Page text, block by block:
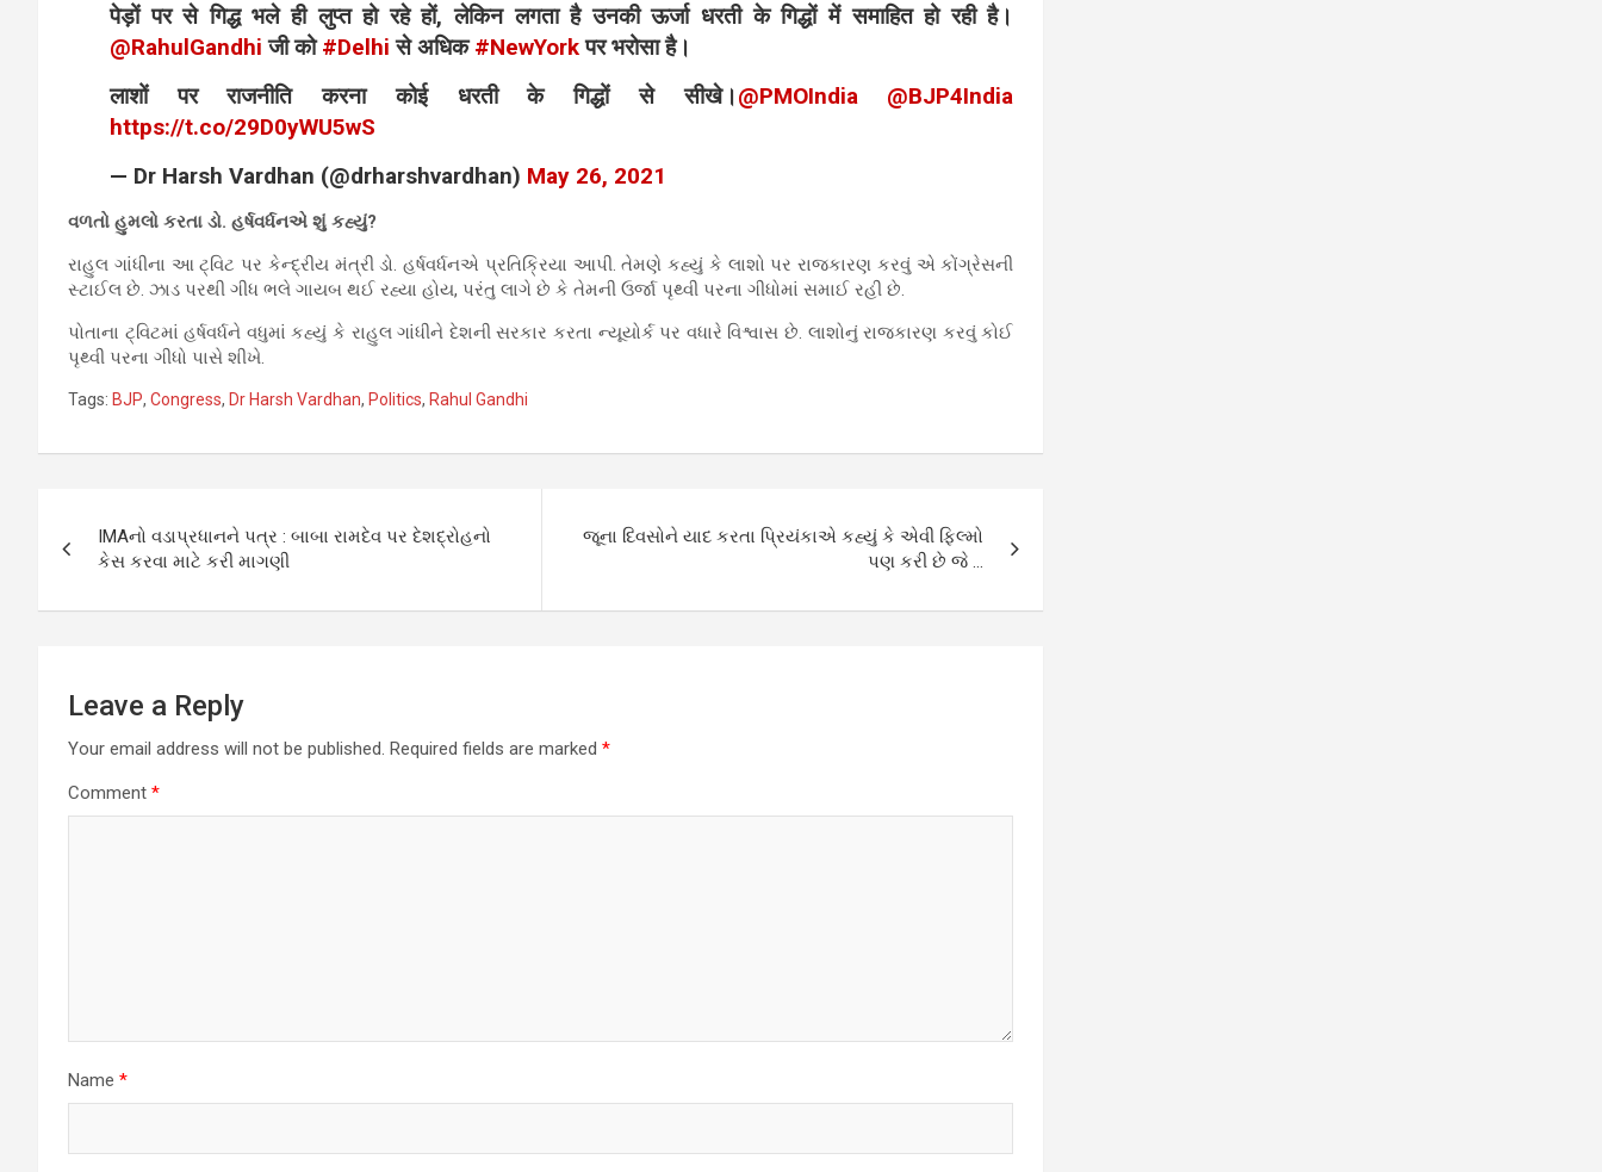
पेड़ों पर से गिद्ध भले ही लुप्त हो रहे हों, लेकिन लगता है उनकी ऊर्जा धरती के गिद्धों में समाहित हो रही है।
@RahulGandhi जी को#Delhi से अधिक#NewYorkपर भरोसा है।
लाशों पर राजनीति करना कोई धरती के गिद्धों से सीखे। @PMOIndia
@BJP4India
https://t.co/29D0yWU5wS
— Dr Harsh Vardhan (@drharshvardhan) May 26, 2021
વળતો હુમલો કરતા ડો. હર્ષવર્ધનએ શું કહ્યું?
રાહુલ ગાંધીના આ ટ્વિટ પર કેન્દ્રીય મંત્રી ડો. હર્ષવર્ધનએ પ્રતિક્રિયા આપી. તેમણે કહ્યું કે લાશો પર રાજકારણ કરવું એ કોંગ્રેસની
સ્ટાઈલ છે. ઝાડ પરથી ગીધ ભલે ગાયબ થઈ રહ્યા હોય, પરંતુ લાગે છે કે તેમની ઉર્જા પૃથ્વી પરના ગીધોમાં સમાઈ રહી છે.
પોતાના ટ્વિટમાં હર્ષવર્ધને વધુમાં કહ્યું કે રાહુલ ગાંધીને દેશની સરકાર કરતા ન્યૂયોર્ક પર વધારે વિશ્વાસ છે. લાશોનું રાજકારણ કરવું કોઈ
પૃથ્વી પરના ગીધો પાસે શીખે.
Tags: BJP, Congress, Dr Harsh Vardhan, Politics, Rahul Gandhi
navigation
IMAનો વડાપ્રધાનને પત્ર : બાબા રામદેવ પર દેશદ્રોહનો
કેસ કરવા માટે કરી માગણી
જૂના દિવસોને યાદ કરતા પ્રિયંકાએ કહ્યું કે એવી ફિલ્મો
પણ કરી છે જે …
Leave a Reply
Your email address will not be published. Required fields are marked *
Comment *
Name *